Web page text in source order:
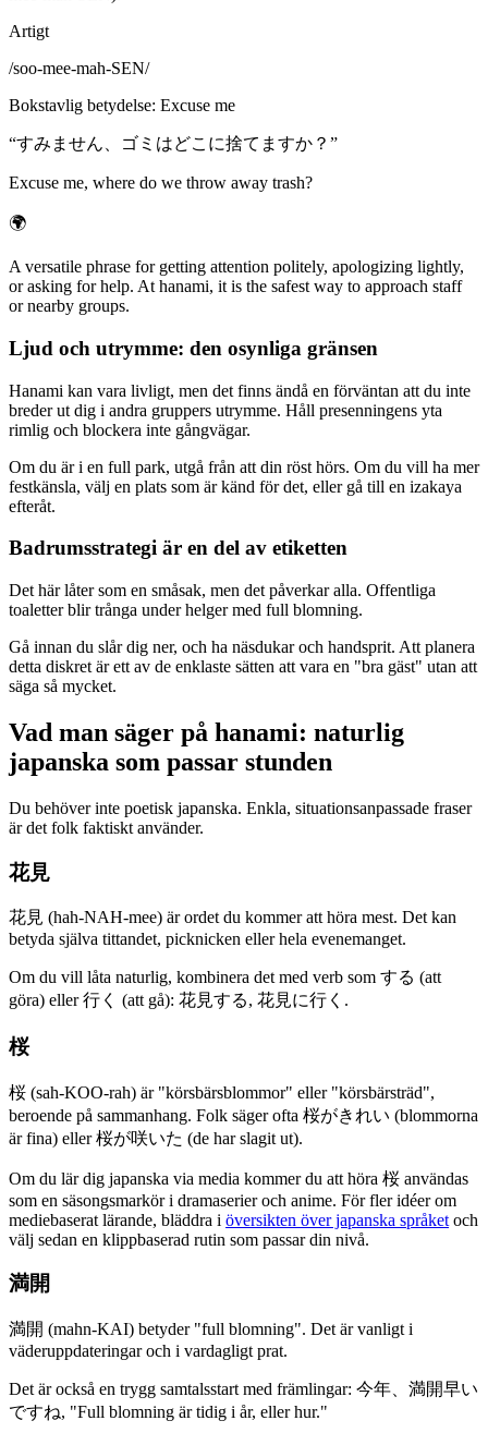
Artigt
/soo-mee-mah-SEN/
Bokstavlig betydelse: Excuse me
“すみません、ゴミはどこに捨てますか？ ”
Excuse me, where do we throw away trash?
🌍
A versatile phrase for getting attention politely, apologizing lightly,
or asking for help. At hanami, it is the safest way to approach staff
or nearby groups.
Ljud och utrymme: den osynliga gränsen
Hanami kan vara livligt, men det finns ändå en förväntan att du inte
breder ut dig i andra gruppers utrymme. Håll presenningens yta
rimlig och blockera inte gångvägar.
Om du är i en full park, utgå från att din röst hörs. Om du vill ha mer
festkänsla, välj en plats som är känd för det, eller gå till en izakaya
efteråt.
Badrumsstrategi är en del av etiketten
Det här låter som en småsak, men det påverkar alla. Offentliga
toaletter blir trånga under helger med full blomning.
Gå innan du slår dig ner, och ha näsdukar och handsprit. Att planera
detta diskret är ett av de enklaste sätten att vara en "bra gäst" utan att
säga så mycket.
Vad man säger på hanami: naturlig
japanska som passar stunden
Du behöver inte poetisk japanska. Enkla, situationsanpassade fraser
är det folk faktiskt använder.
花見
花見 (hah-NAH-mee) är ordet du kommer att höra mest. Det kan
betyda själva tittandet, picknicken eller hela evenemanget.
Om du vill låta naturlig, kombinera det med verb som する (att
göra) eller 行く (att gå): 花見する, 花見に行く.
桜
桜 (sah-KOO-rah) är "körsbärsblommor" eller "körsbärsträd",
beroende på sammanhang. Folk säger ofta 桜がきれい (blommorna
är fina) eller 桜が咲いた (de har slagit ut).
Om du lär dig japanska via media kommer du att höra 桜 användas
som en säsongsmarkör i dramaserier och anime. För fler idéer om
mediebaserat lärande, bläddra i översikten över japanska språket och
välj sedan en klippbaserad rutin som passar din nivå.
満開
満開 (mahn-KAI) betyder "full blomning". Det är vanligt i
väderuppdateringar och i vardagligt prat.
Det är också en trygg samtalsstart med främlingar: 今年、満開早い
ですね, "Full blomning är tidig i år, eller hur."